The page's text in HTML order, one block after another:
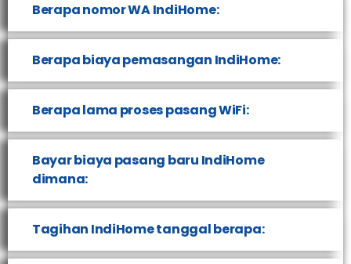
Berapa nomor WA IndiHome:
Berapa biaya pemasangan IndiHome:
Berapa lama proses pasang WiFi:
Bayar biaya pasang baru IndiHome
dimana:
Tagihan IndiHome tanggal berapa: